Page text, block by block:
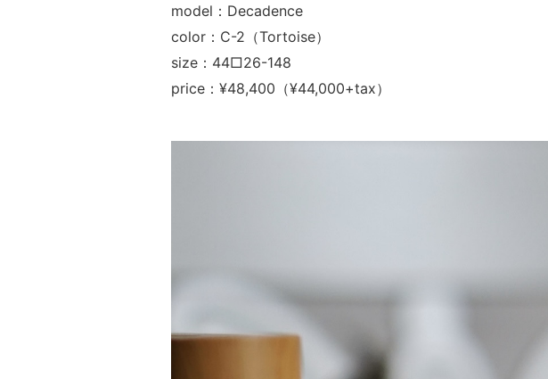
model：Decadence
color：C-2（Tortoise）
size：44□26-148
price：¥48,400（¥44,000+tax）